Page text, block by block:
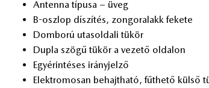
An­ten­na tí­pu­sa – üveg
B-osz­lop dí­szí­tés, zon­go­ra­lakk fe­ke­te
Dom­bo­rú utas­ol­da­li tü­kör
Dup­la szö­gű tü­kör a ve­ze­tő ol­da­lon
Egy­érin­té­ses irány­jel­ző
Elekt­ro­mo­san be­hajt­ha­tó, fűt­he­tő kül­ső